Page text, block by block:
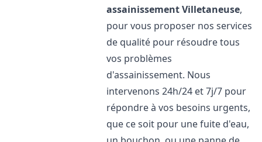
assainissementVilletaneuse,
pour vous proposer nos services
de qualité pour résoudre tous
vos problèmes
d'assainissement. Nous
intervenons 24h/24 et 7j/7 pour
répondre à vos besoins urgents,
que ce soit pour une fuite d'eau,